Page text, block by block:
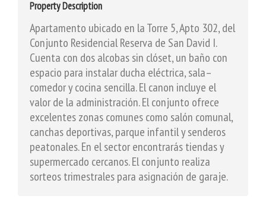
Property Description
Apartamento ubicado en la Torre 5, Apto 302, del
Conjunto Residencial Reserva de San David I.
Cuenta con dos alcobas sin clóset, un baño con
espacio para instalar ducha eléctrica, sala–
comedor y cocina sencilla. El canon incluye el
valor de la administración. El conjunto ofrece
excelentes zonas comunes como salón comunal,
canchas deportivas, parque infantil y senderos
peatonales. En el sector encontrarás tiendas y
supermercado cercanos. El conjunto realiza
sorteos trimestrales para asignación de garaje.